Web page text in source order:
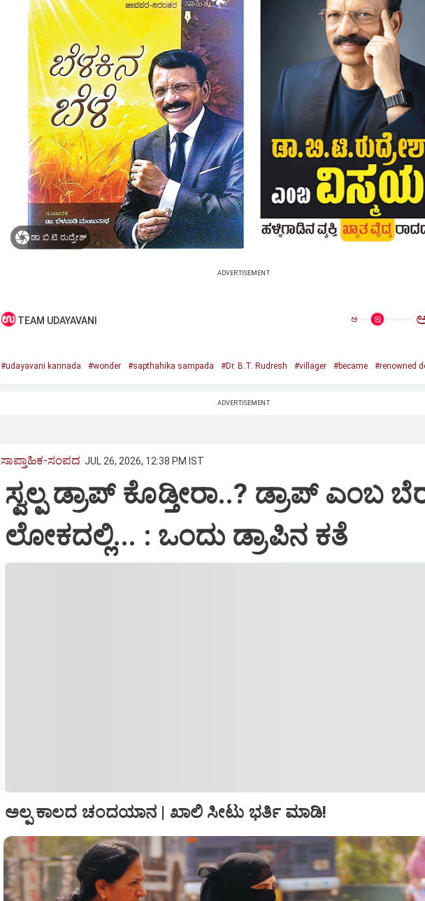
ಡಾ.ಬಿ.ಟಿ.ರುದ್ರೇಶ್‌
ADVERTISEMENT
TEAM UDAYAVANI ಅ
#udayavani kannada #wonder #sapthahika sampada #Dr. B.T. Rudresh #villager #became #renowned
ADVERTISEMENT
ಸಾಪ್ತಾಹಿಕ-ಸಂಪದ JUL 26, 2026, 12:38 PM IST
ಸ್ವಲ್ಪ ಡ್ರಾಪ್ ಕೊಡ್ತೀರಾ..? ಡ್ರಾಪ್ ಎಂಬ
ಲೋಕದಲ್ಲಿ... : ಒಂದು ಡ್ರಾಪಿನ ಕತೆ
ಅಲ್ಪ ಕಾಲದ ಚಂದಯಾನ | ಖಾಲಿ ಸೀಟು ಭರ್ತಿ ಮಾಡಿ!